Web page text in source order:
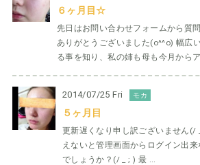
６ヶ月目☆
先日はお問い合わせフォームから質
ありがとうございました(o^^o) 幅広
る事を知り、私の姉も母も今月から
2014/07/25 Fri モカ
５ヶ月目
更新遅くなり申し訳ございません(/
えないと管理画面からログイン出
でしょうか？(/ _ ; ) 最 ...